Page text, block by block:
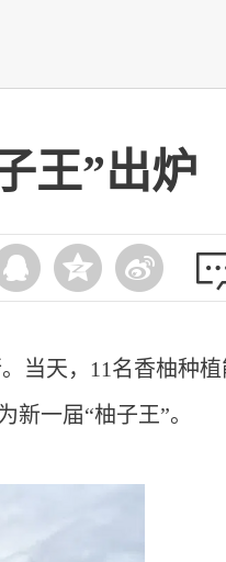
王”出炉
当天，11名香柚种
一届“柚子王”。